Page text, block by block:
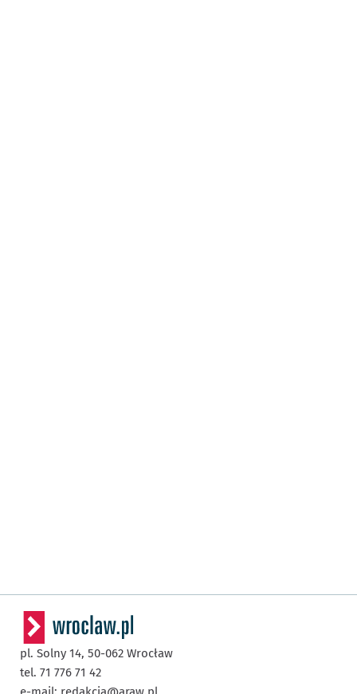
pl. Solny 14, 50-062 Wrocław
tel. 71 776 71 42